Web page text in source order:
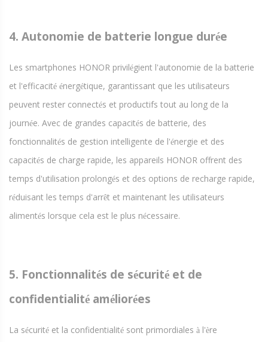
4. Autonomie de batterie longue durée
Les smartphones HONOR privilégient l'autonomie de la batterie
et l'efficacité énergétique, garantissant que les utilisateurs
peuvent rester connectés et productifs tout au long de la
journée. Avec de grandes capacités de batterie, des
fonctionnalités de gestion intelligente de l'énergie et des
capacités de charge rapide, les appareils HONOR offrent des
temps d'utilisation prolongés et des options de recharge rapide,
réduisant les temps d'arrêt et maintenant les utilisateurs
alimentés lorsque cela est le plus nécessaire.
5. Fonctionnalités de sécurité et de
confidentialité améliorées
La sécurité et la confidentialité sont primordiales à l'ère